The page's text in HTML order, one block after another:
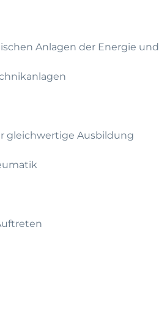
Anlagen der Energie und
gleichwertige Ausbildung